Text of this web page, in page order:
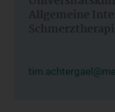
Allgemeine